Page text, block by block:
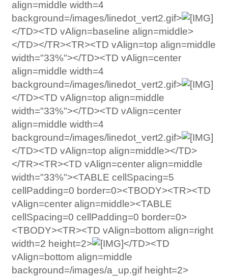
align=middle width=4
background=/images/linedot_vert2.gif>
</TD><TD vAlign=baseline align=middle>
</TD></TR><TR><TD vAlign=top align=middle
width="33%"></TD><TD vAlign=center
align=middle width=4
background=/images/linedot_vert2.gif>
</TD><TD vAlign=top align=middle
width="33%"></TD><TD vAlign=center
align=middle width=4
background=/images/linedot_vert2.gif>
</TD><TD vAlign=top align=middle></TD>
</TR><TR><TD vAlign=center align=middle
width="33%"><TABLE cellSpacing=5
cellPadding=0 border=0><TBODY><TR><TD
vAlign=center align=middle><TABLE
cellSpacing=0 cellPadding=0 border=0>
<TBODY><TR><TD vAlign=bottom align=right
width=2 height=2>
</TD><TD
vAlign=bottom align=middle
background=/images/a_up.gif height=2>